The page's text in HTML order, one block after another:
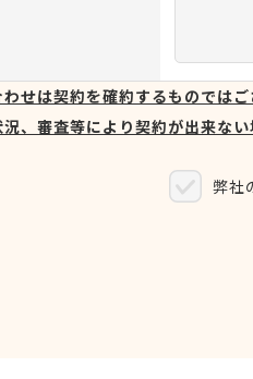
せは契約を確約するものではご
、審査等により契約が出来な
弊社